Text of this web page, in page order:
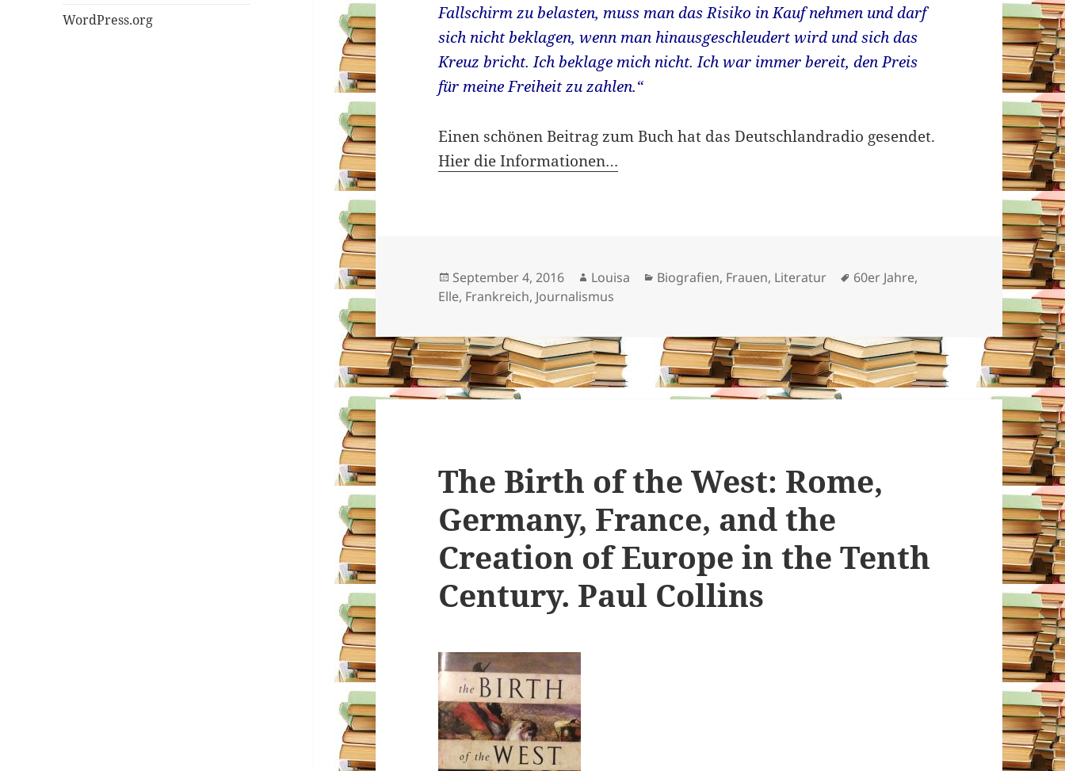
WordPress.org
Fallschirm zu belasten, muss man das Risiko in Kauf nehmen und darf
sich nicht beklagen, wenn man hinausgeschleudert wird und sich das
Kreuz bricht. Ich beklage mich nicht. Ich war immer bereit, den Preis
für meine Freiheit zu zahlen.“
Einen schönen Beitrag zum Buch hat das Deutschlandradio gesendet.
Hier die Informationen…
Veröffentlicht
am
September 4, 2016 Autor
Louisa Kategorien
Biografien, Frauen, Literatur Schlagwörter
60er Jahre,
Elle, Frankreich, Journalismus
The Birth of the West: Rome,
Germany, France, and the
Creation of Europe in the Tenth
Century. Paul Collins